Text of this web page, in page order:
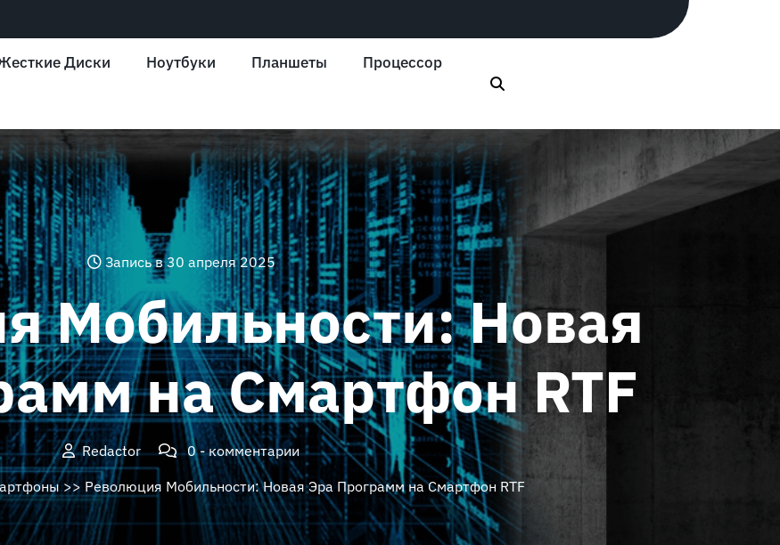
Диски Ноутбуки Планшеты Процессор
Запись в 30 апреля 2025
Мобильности: Новая
на Смартфон RTF
Redactor
0 - комментарии
>> Революция Мобильности: Новая Эра Программ на Смартфон RTF